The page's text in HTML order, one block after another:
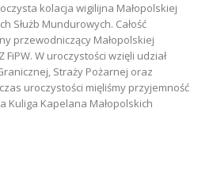
kolacja wigilijna Małopolskiej
Służb Mundurowych. Całość
przewodniczący Małopolskiej
FiPW. W uroczystości wzięli udział
Straży Pożarnej oraz
uroczystości mięliśmy przyjemność
Kuliga Kapelana Małopolskich